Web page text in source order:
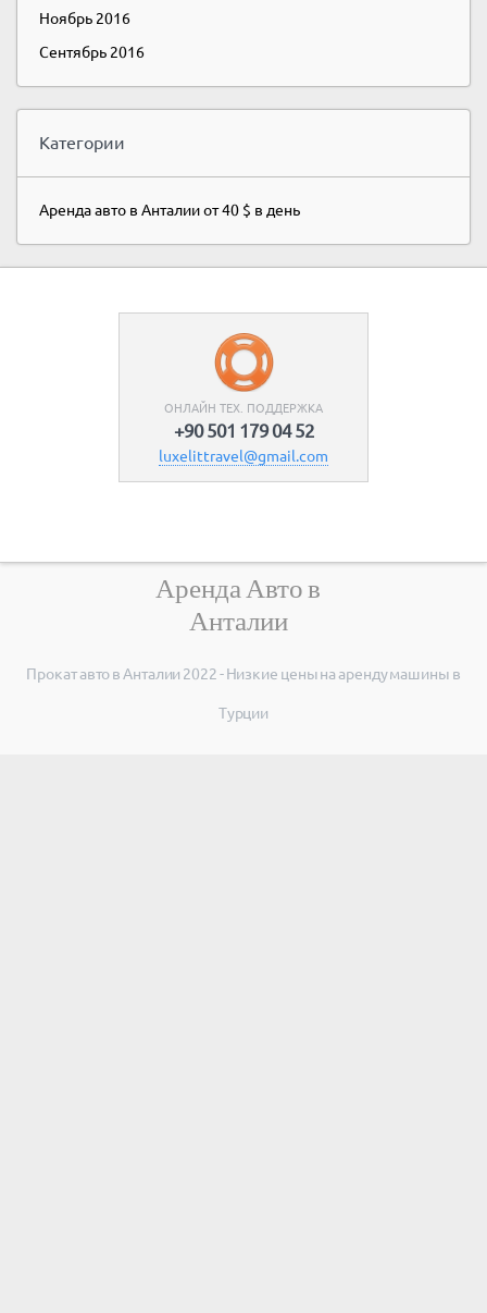
Ноябрь 2016
Сентябрь 2016
Категории
Аренда авто в Анталии от 40 $ в день
ОНЛАЙН ТЕХ. ПОДДЕРЖКА
+90 501 179 04 52
luxelittravel@gmail.com
Аренда Авто в
Анталии
Прокат авто в Анталии 2022 - Низкие цены на aренду машины в
Турции